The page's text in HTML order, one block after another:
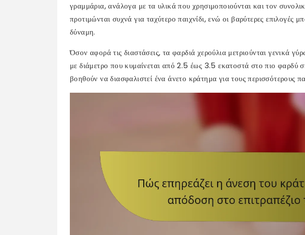
γραμμάρια, ανάλογα με τα υλικά που χρησιμοποιούνται και τον
προτιμώνται συχνά για ταχύτερο παιχνίδι, ενώ οι βαρύτερες επιλογές
δύναμη.
Όσον αφορά τις διαστάσεις, τα φαρδιά χερούλια μετριούνται γενικά
με διάμετρο που κυμαίνεται από 2.5 έως 3.5 εκατοστά στο πιο φαρδύ
βοηθούν να διασφαλιστεί ένα άνετο κράτημα για τους περισσότερους